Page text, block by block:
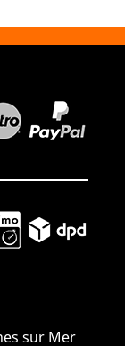
sur Mer